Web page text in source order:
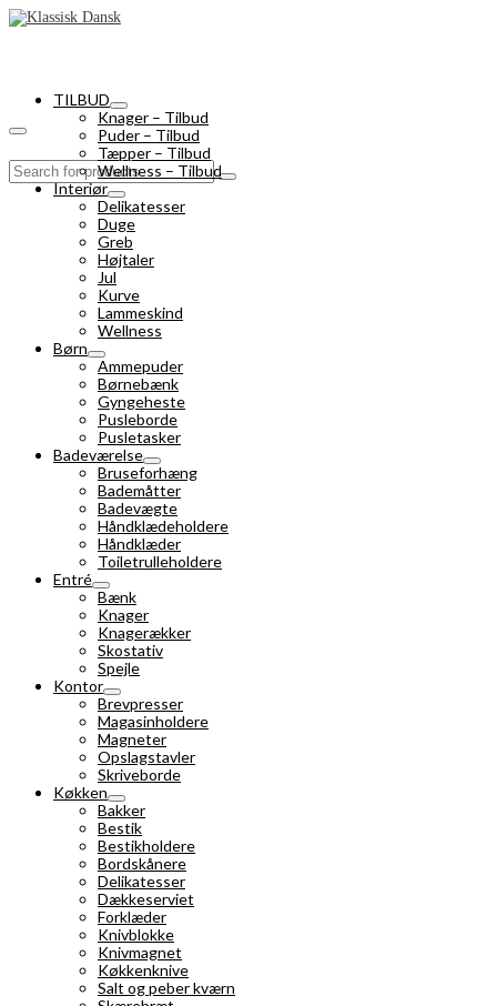
Search
for:
TILBUD
Knager – Tilbud
Puder – Tilbud
Tæpper – Tilbud
Wellness – Tilbud
Interiør
Delikatesser
Duge
Greb
Højtaler
Jul
Kurve
Lammeskind
Wellness
Børn
Ammepuder
Børnebænk
Gyngeheste
Pusleborde
Pusletasker
Badeværelse
Bruseforhæng
Bademåtter
Badevægte
Håndklædeholdere
Håndklæder
Toiletrulleholdere
Entré
Bænk
Knager
Knagerækker
Skostativ
Spejle
Kontor
Brevpresser
Magasinholdere
Magneter
Opslagstavler
Skriveborde
Køkken
Bakker
Bestik
Bestikholdere
Bordskånere
Delikatesser
Dækkeserviet
Forklæder
Knivblokke
Knivmagnet
Køkkenknive
Salt og peber kværn